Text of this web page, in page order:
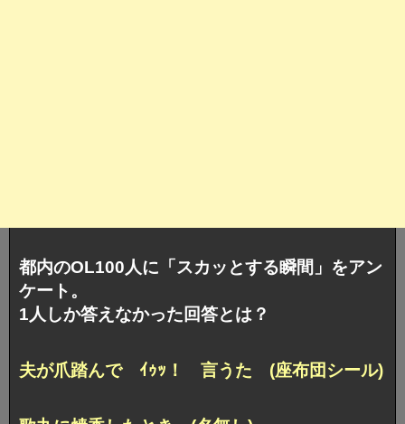
都内のOL100人に「スカッとする瞬間」をアン
ケート。
1人しか答えなかった回答とは？
夫が爪踏んで ｲｩｯ！ 言うた (座布団シール)